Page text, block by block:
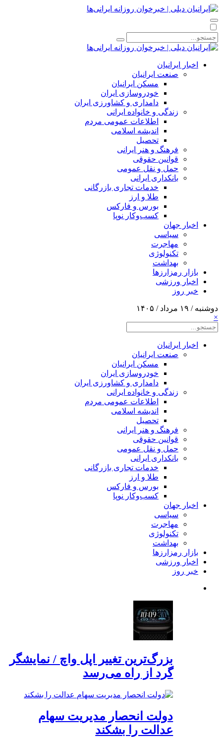
اخبار ایرانیان
صنعت ایرانیان
مسکن ایرانیان
خودروسازی ایران
دامداری و کشاورزی ایران
زندگی و خانواده ایرانی
اطلاعات عمومی مردم
اندیشه اسلامی
تحصیل
فرهنگ و هنر ایرانی
قوانین حقوقی
حمل و نقل عمومی
بانکداری ایرانی
خدمات تجاری بازرگانی
طلا و ارز
بورس و فارکس
کسب‌وکار نوپا
اخبار جهان
سیاسی
مهاجرت
تکنولوژی
بهداشت
بازار رمزارزها
اخبار ورزشی
خبر روز
دوشنبه / ۱۹ مرداد / ۱۴۰۵
×
اخبار ایرانیان
صنعت ایرانیان
مسکن ایرانیان
خودروسازی ایران
دامداری و کشاورزی ایران
زندگی و خانواده ایرانی
اطلاعات عمومی مردم
اندیشه اسلامی
تحصیل
فرهنگ و هنر ایرانی
قوانین حقوقی
حمل و نقل عمومی
بانکداری ایرانی
خدمات تجاری بازرگانی
طلا و ارز
بورس و فارکس
کسب‌وکار نوپا
اخبار جهان
سیاسی
مهاجرت
تکنولوژی
بهداشت
بازار رمزارزها
اخبار ورزشی
خبر روز
بزرگ‌ترین تغییر اپل واچ / نمایشگر
گرد از راه می‌رسد
دولت انحصار مدیریت سهام
عدالت را بشکند